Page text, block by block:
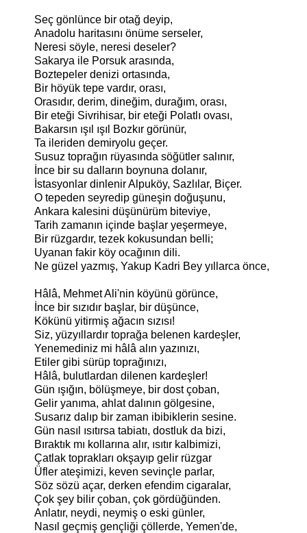
Seç gönlünce bir otağ deyip,
Anadolu haritasını önüme serseler,
Neresi söyle, neresi deseler?
Sakarya ile Porsuk arasında,
Boztepeler denizi ortasında,
Bir höyük tepe vardır, orası,
Orasıdır, derim, dineğim, durağım, orası,
Bir eteği Sivrihisar, bir eteği Polatlı ovası,
Bakarsın ışıl ışıl Bozkır görünür,
Ta ileriden demiryolu geçer.
Susuz toprağın rüyasında söğütler salınır,
İnce bir su dalların boynuna dolanır,
İstasyonlar dinlenir Alpuköy, Sazlılar, Biçer.
O tepeden seyredip güneşin doğuşunu,
Ankara kalesini düşünürüm biteviye,
Tarih zamanın içinde başlar yeşermeye,
Bir rüzgardır, tezek kokusundan belli;
Uyanan fakir köy ocağının dili.
Ne güzel yazmış, Yakup Kadri Bey yıllarca önce,
Hâlâ, Mehmet Ali'nin köyünü görünce,
İnce bir sızıdır başlar, bir düşünce,
Kökünü yitirmiş ağacın sızısı!
Siz, yüzyıllardır toprağa belenen kardeşler,
Yenemediniz mi hâlâ alın yazınızı,
Etiler gibi sürüp toprağınızı,
Hâlâ, bulutlardan dilenen kardeşler!
Gün ışığın, bölüşmeye, bir dost çoban,
Gelir yanıma, ahlat dalının gölgesine,
Susarız dalıp bir zaman ibibiklerin sesine.
Gün nasıl ısıtırsa tabiatı, dostluk da bizi,
Bıraktık mı kollarına alır, ısıtır kalbimizi,
Çatlak toprakları okşayıp gelir rüzgar
Üfler ateşimizi, keven sevinçle parlar,
Söz sözü açar, derken efendim cigaralar,
Çok şey bilir çoban, çok gördüğünden.
Anlatır, neydi, neymiş o eski günler,
Nasıl geçmiş gençliği çöllerde, Yemen'de,